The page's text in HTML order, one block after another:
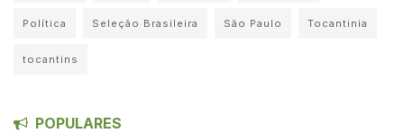
Política Seleção Brasileira São Paulo Tocantinia
tocantins
POPULARES